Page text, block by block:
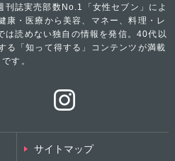
刊誌実売部数No.1「女性セブン」によ
康・医療から美容、マネー、料理・レ
は読めない独自の情報を発信。40代以
る「知って得する」コンテンツが満載
です。
サイトマップ